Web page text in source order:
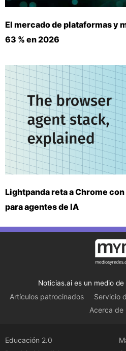
El mercado de plataformas y
63 % en 2026
Lightpanda reta a Chrome
para agentes de IA
Noticias.ai es un medio de
Artículos patrocinados Servicio
Acerca de
Educación 2.0